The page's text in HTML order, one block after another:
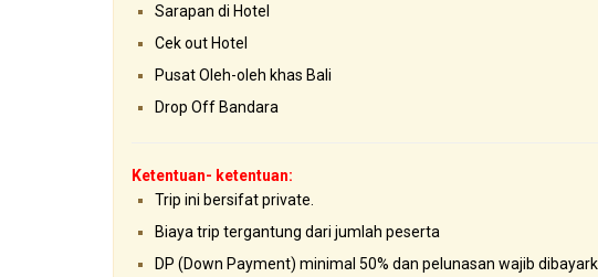
Sarapan di Hotel
Cek out Hotel
Pusat Oleh-oleh khas Bali
Drop Off Bandara
Ketentuan- ketentuan:
Trip ini bersifat private.
Biaya trip tergantung dari jumlah peserta
DP (Down Payment) minimal 50% dan pelunasan wajib